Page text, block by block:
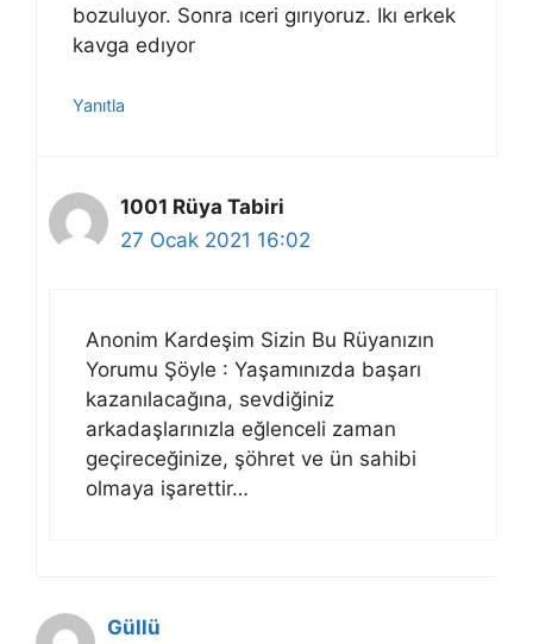
bozuluyor. Sonra ıceri gırıyoruz. Ikı erkek
kavga edıyor
Yanıtla
1001 Rüya Tabiri
27 Ocak 2021 16:02
Anonim Kardeşim Sizin Bu Rüyanızın
Yorumu Şöyle : Yaşamınızda başarı
kazanılacağına, sevdiğiniz
arkadaşlarınızla eğlenceli zaman
geçireceğinize, şöhret ve ün sahibi
olmaya işarettir…
Güllü